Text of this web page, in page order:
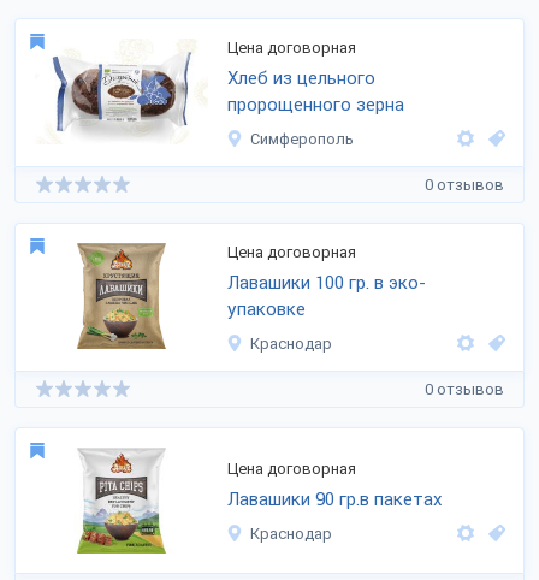
Цена договорная
Хлеб из цельного
пророщенного зерна
Симферополь
0 отзывов
Цена договорная
Лавашики 100 гр. в эко-
упаковке
Краснодар
0 отзывов
Цена договорная
Лавашики 90 гр.в пакетах
Краснодар